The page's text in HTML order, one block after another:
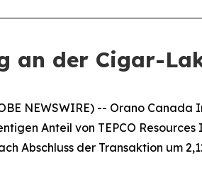
an der Cigar-
NEWSWIRE) -- Orano
Anteil von TEPCO
Abschluss der Transaktion um